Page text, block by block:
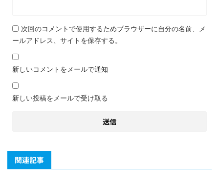
次回のコメントで使用するためブラウザーに自分の名前、メ
ールアドレス、サイトを保存する。
新しいコメントをメールで通知
新しい投稿をメールで受け取る
関連記事